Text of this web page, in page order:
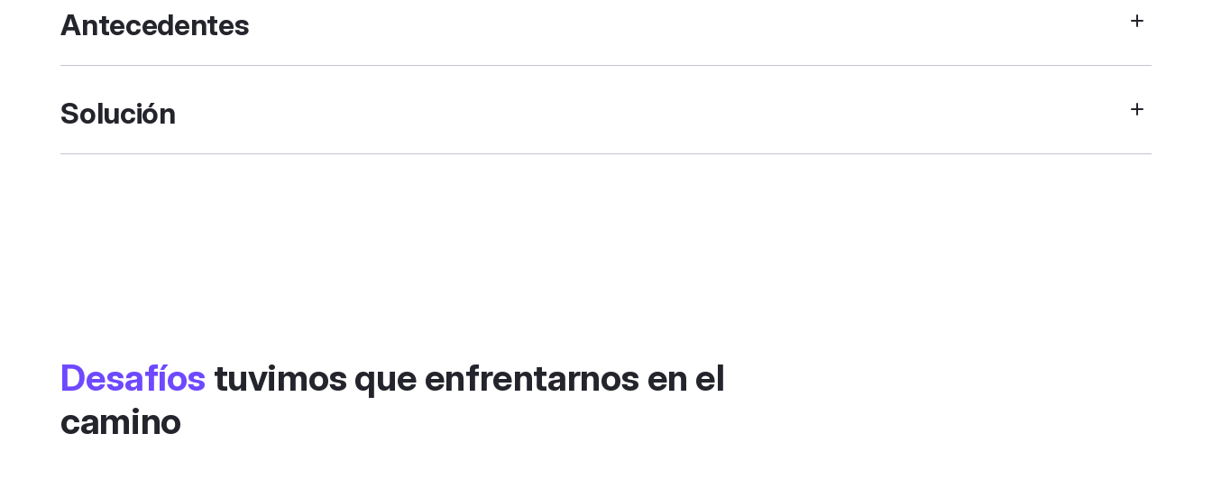
Antecedentes
mismo tiempo, mejorar la productividad de los agentes. Reconocieron que sus dos casos de uso
más comunes (las declaraciones de reclamaciones y las consultas sobre retrasos en el servicio)
podrían mejorar considerablemente si se gestionaban a través de WhatsApp.
Solución
Desafíos tuvimos que enfrentarnos en el
camino